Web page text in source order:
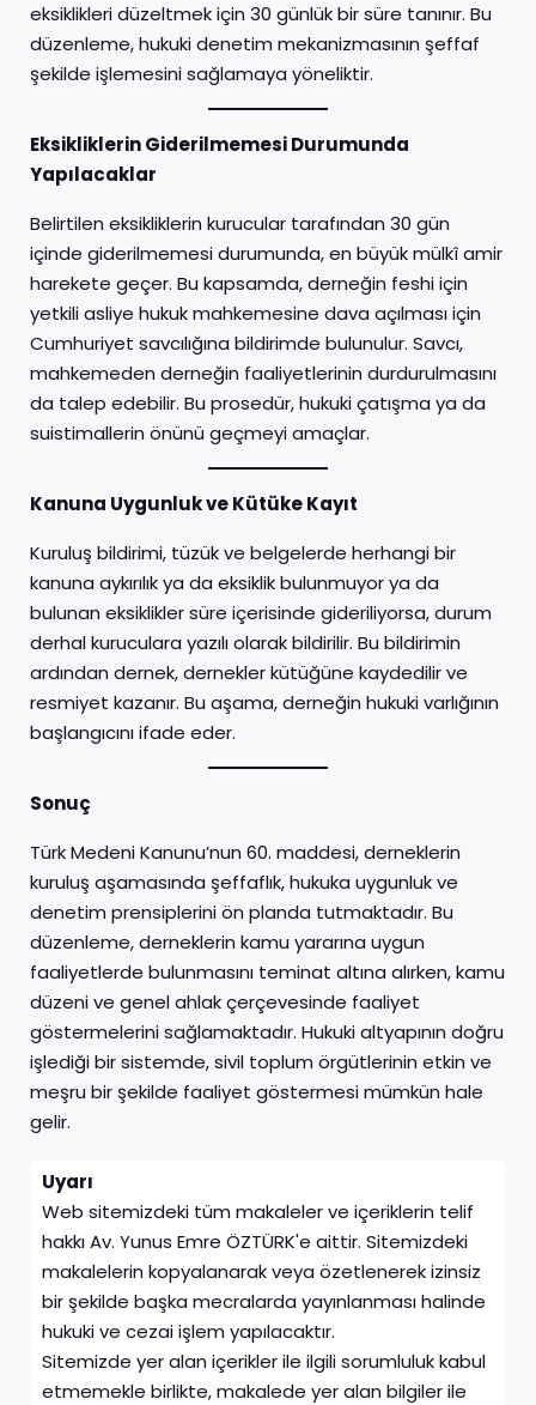
eksiklikleri düzeltmek için 30 günlük bir süre tanınır. Bu
düzenleme, hukuki denetim mekanizmasının şeffaf
şekilde işlemesini sağlamaya yöneliktir.
Eksikliklerin Giderilmemesi Durumunda
Yapılacaklar
Belirtilen eksikliklerin kurucular tarafından 30 gün
içinde giderilmemesi durumunda, en büyük mülkî amir
harekete geçer. Bu kapsamda, derneğin feshi için
yetkili asliye hukuk mahkemesine dava açılması için
Cumhuriyet savcılığına bildirimde bulunulur. Savcı,
mahkemeden derneğin faaliyetlerinin durdurulmasını
da talep edebilir. Bu prosedür, hukuki çatışma ya da
suistimallerin önünü geçmeyi amaçlar.
Kanuna Uygunluk ve Kütüke Kayıt
Kuruluş bildirimi, tüzük ve belgelerde herhangi bir
kanuna aykırılık ya da eksiklik bulunmuyor ya da
bulunan eksiklikler süre içerisinde gideriliyorsa, durum
derhal kuruculara yazılı olarak bildirilir. Bu bildirimin
ardından dernek, dernekler kütüğüne kaydedilir ve
resmiyet kazanır. Bu aşama, derneğin hukuki varlığının
başlangıcını ifade eder.
Sonuç
Türk Medeni Kanunu’nun 60. maddesi, derneklerin
kuruluş aşamasında şeffaflık, hukuka uygunluk ve
denetim prensiplerini ön planda tutmaktadır. Bu
düzenleme, derneklerin kamu yararına uygun
faaliyetlerde bulunmasını teminat altına alırken, kamu
düzeni ve genel ahlak çerçevesinde faaliyet
göstermelerini sağlamaktadır. Hukuki altyapının doğru
işlediği bir sistemde, sivil toplum örgütlerinin etkin ve
meşru bir şekilde faaliyet göstermesi mümkün hale
gelir.
Uyarı
Web sitemizdeki tüm makaleler ve içeriklerin telif
hakkı Av. Yunus Emre ÖZTÜRK'e aittir. Sitemizdeki
makalelerin kopyalanarak veya özetlenerek izinsiz
bir şekilde başka mecralarda yayınlanması halinde
hukuki ve cezai işlem yapılacaktır.
Sitemizde yer alan içerikler ile ilgili sorumluluk kabul
etmemekle birlikte, makalede yer alan bilgiler ile